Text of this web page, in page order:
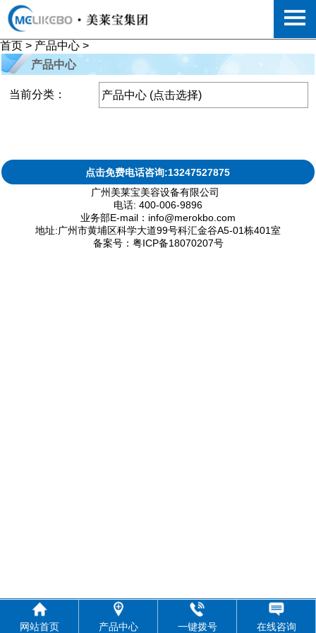
首页 > 产品中心 >
产品中心
当前分类： 产品中心 (点击选择)
点击免费电话咨询:13247527875
广州美莱宝美容设备有限公司
电话: 400-006-9896
业务部E-mail：info@merokbo.com
地址:广州市黄埔区科学大道99号科汇金谷A5-01栋401室
备案号：粤ICP备18070207号
网站首页 产品中心 一键拨号 在线咨询